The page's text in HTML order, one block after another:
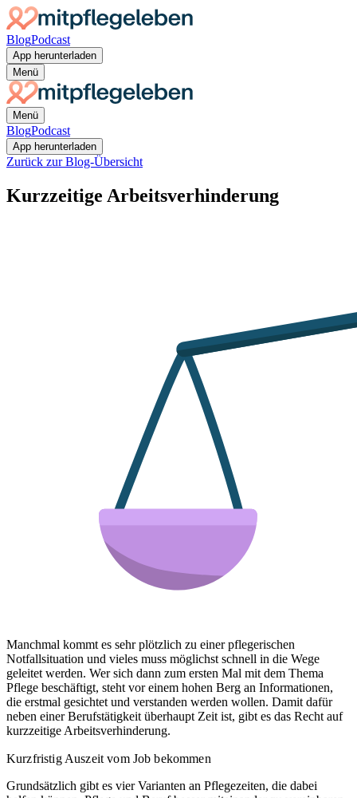
BlogPodcast
App herunterladen
Menü
Menü
BlogPodcast
App herunterladen
Zurück zur Blog-Übersicht
Kurzzeitige Arbeitsverhinderung
Manchmal kommt es sehr plötzlich zu einer pflegerischen
Notfallsituation und vieles muss möglichst schnell in die Wege
geleitet werden. Wer sich dann zum ersten Mal mit dem Thema
Pflege beschäftigt, steht vor einem hohen Berg an Informationen,
die erstmal gesichtet und verstanden werden wollen. Damit dafür
neben einer Berufstätigkeit überhaupt Zeit ist, gibt es das Recht auf
kurzzeitige Arbeitsverhinderung.
Kurzfristig Auszeit vom Job bekommen
Grundsätzlich gibt es vier Varianten an Pflegezeiten, die dabei